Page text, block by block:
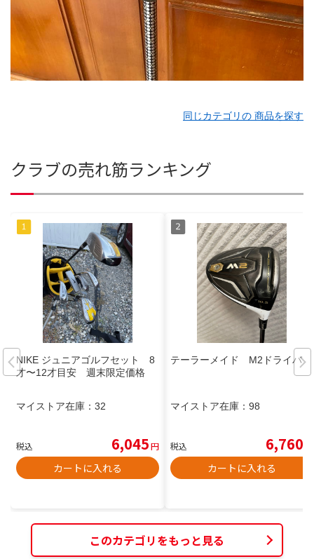
同じカテゴリの 商品を探す
クラブの売れ筋ランキング
NIKE ジュニアゴルフセット 8
才〜12才目安 週末限定価格
マイストア在庫： 32
税込 6,045円
カートに入れる
テーラーメイド M2ドライバー
マイストア在庫： 98
税込 6,760
カートに入れる
このカテゴリをもっと見る